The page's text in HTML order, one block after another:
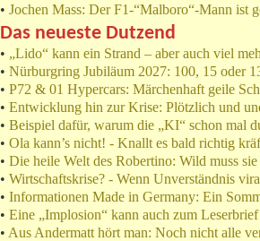
• Jochen Mass: Der F1-“Malboro“-Mann ist
Das neueste Dutzend
• „Lido“ kann ein Strand – aber auch viel
• Nürburgring Jubiläum 2027: 100, 15 oder
• P72 & 01 Hypercars: Märchenhaft geile
• Entwicklung hin zur Krise: Plötzlich und
• Beispiel dafür, warum die „KI“ schon mal
• Ola kann’s nicht! - Knallt es bald richtig
• Die heile Welt des Robertino: Wild muss sie
• Wirtschaftskrise? - Wenn Unverständnis
• Informationen Made in Germany: Ein
• Eine „Implosion“ kann auch zum
• Aus Andermatt hört man: Noch nicht alle